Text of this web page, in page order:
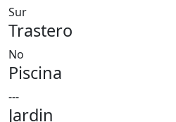
Sur
Trastero
No
Piscina
---
Jardin